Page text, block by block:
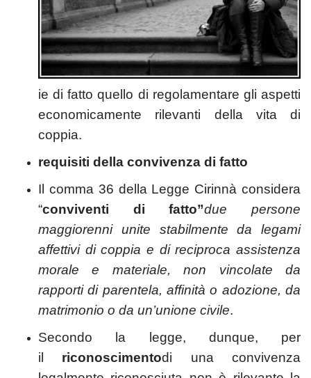
ie di fatto quello di regolamentare gli aspetti
economicamente rilevanti della vita di
coppia.
requisiti della convivenza di fatto
Il comma 36 della Legge Cirinnà considera
“conviventi di fatto”due persone
maggiorenni unite stabilmente da legami
affettivi di coppia e di reciproca assistenza
morale e materiale, non vincolate da
rapporti di parentela, affinità o adozione, da
matrimonio o da un’unione civile.
Secondo la legge, dunque, per
il riconoscimentodi una convivenza